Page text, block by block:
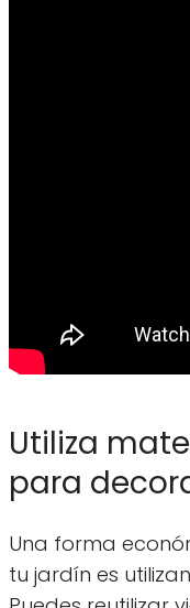
Utiliza
para
Una forma
tu jardín es